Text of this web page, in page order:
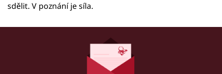
sdělit. V poznání je síla.